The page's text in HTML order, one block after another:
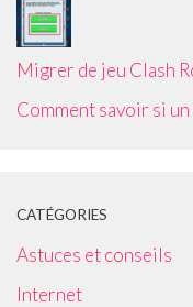
Migrer de jeu Clash
Comment savoir si
CATÉGORIES
Astuces et conseils
Internet